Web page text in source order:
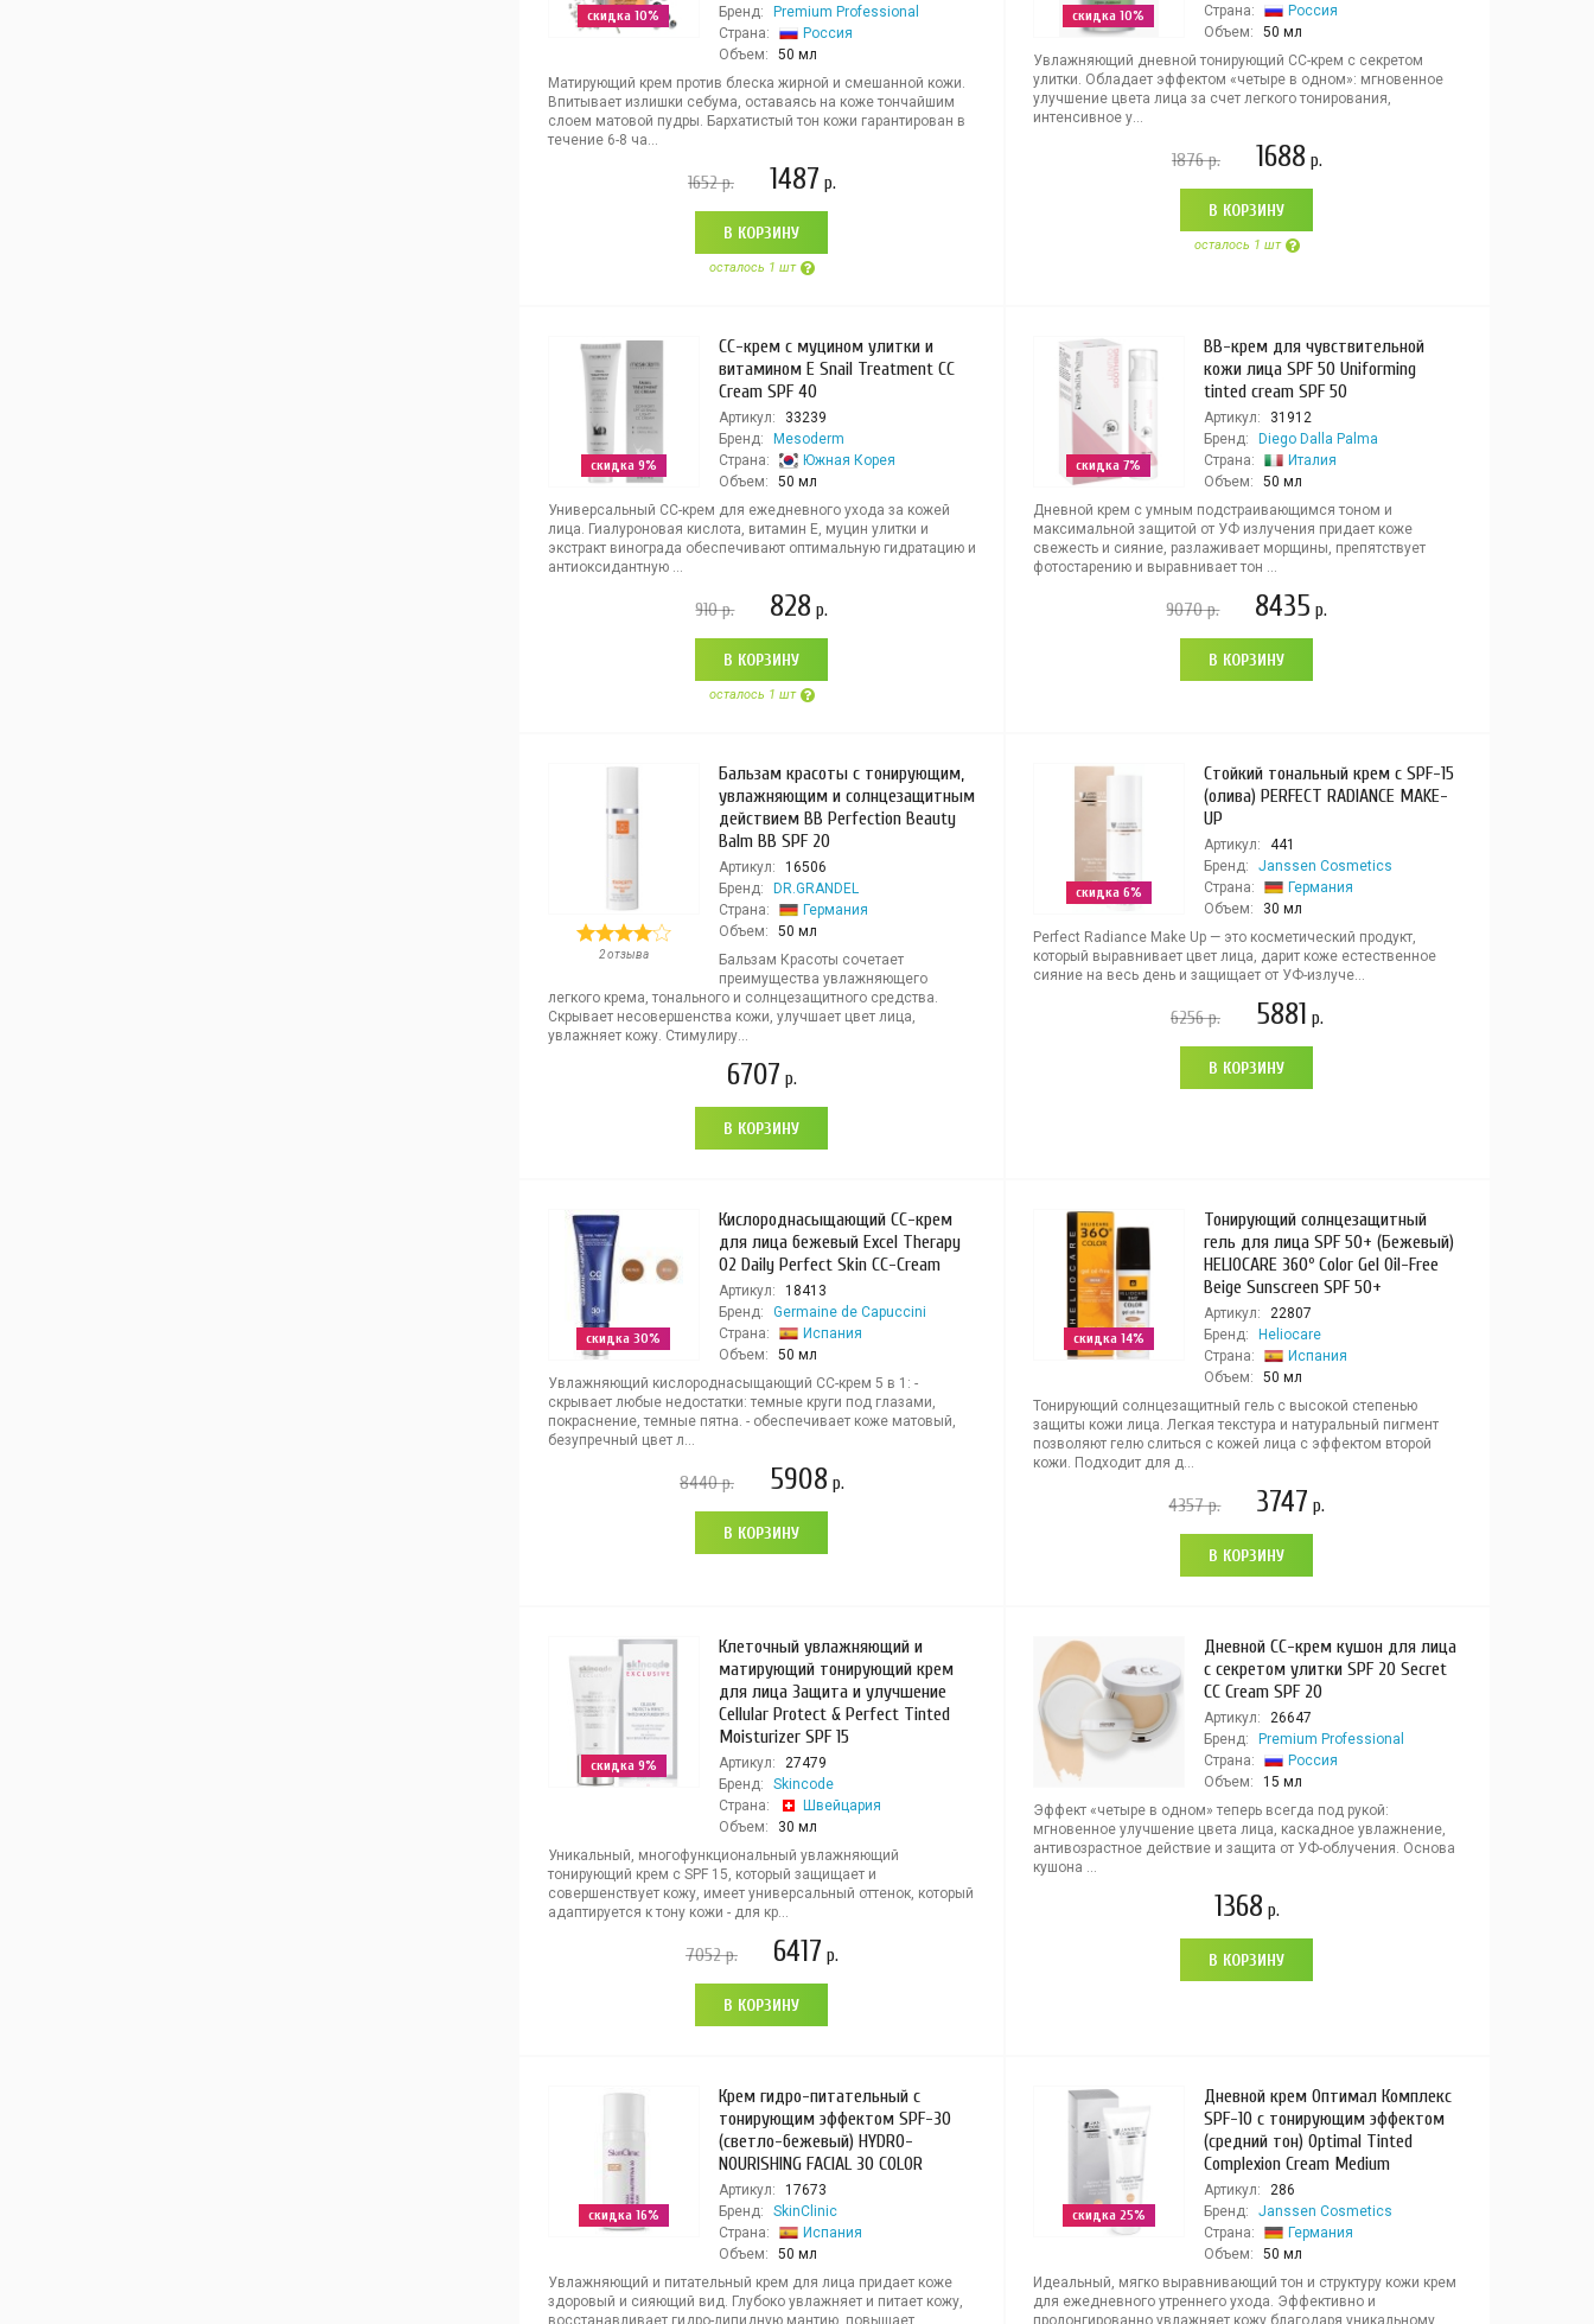
скидка 10%
Бренд:
Premium Professional
Страна:
Россия
Объем:
50 мл
Матирующий крем против блеска жирной и смешанной кожи.
Впитывает излишки себума, оставаясь на коже тончайшим
слоем матовой пудры. Бархатистый тон кожи гарантирован в
течение 6-8 ча...
1652р. 1487 р.
В КОРЗИНУ
осталось 1 шт
скидка 10%
Страна:
Россия
Объем:
50 мл
Увлажняющий дневной тонирующий CC-крем c секретом
улитки. Обладает эффектом «четыре в одном»: мгновенное
улучшение цвета лица за счет легкого тонирования,
интенсивное у...
1876р. 1688 р.
В КОРЗИНУ
осталось 1 шт
скидка 9%
СС-крем с муцином улитки и
витамином Е Snail Treatment CC
Cream SPF 40
Артикул:
33239
Бренд:
Mesoderm
Страна:
Южная Корея
Объем:
50 мл
Универсальный СС-крем для ежедневного ухода за кожей
лица. Гиалуроновая кислота, витамин Е, муцин улитки и
экстракт винограда обеспечивают оптимальную гидратацию и
антиоксидантную ...
910р. 828 р.
В КОРЗИНУ
осталось 1 шт
скидка 7%
ВВ-крем для чувствительной
кожи лица SPF 50 Uniforming
tinted cream SPF 50
Артикул:
31912
Бренд:
Diego Dalla Palma
Страна:
Италия
Объем:
50 мл
Дневной крем с умным подстраивающимся тоном и
максимальной защитой от УФ излучения придает коже
свежесть и сияние, разлаживает морщины, препятствует
фотостарению и выравнивает тон ...
9070р. 8435 р.
В КОРЗИНУ
2 отзыва
Бальзам красоты с тонирующим,
увлажняющим и солнцезащитным
действием ВВ Perfection Beauty
Balm BB SPF 20
Артикул:
16506
Бренд:
DR.GRANDEL
Страна:
Германия
Объем:
50 мл
Бальзам Красоты сочетает
преимущества увлажняющего
легкого крема, тонального и солнцезащитного средства.
Скрывает несовершенства кожи, улучшает цвет лица,
увлажняет кожу. Стимулиру...
6707 р.
В КОРЗИНУ
скидка 6%
Стойкий тональный крем с SPF-15
(олива) PERFECT RADIANCE MAKE-
UP
Артикул:
441
Бренд:
Janssen Cosmetics
Страна:
Германия
Объем:
30 мл
Perfect Radiance Make Up — это косметический продукт,
который выравнивает цвет лица, дарит коже естественное
сияние на весь день и защищает от УФ-излуче...
6256р. 5881 р.
В КОРЗИНУ
скидка 30%
Кислороднасыщающий СС-крем
для лица бежевый Excel Therapy
O2 Daily Perfect Skin CC-Cream
Артикул:
18413
Бренд:
Germaine de Capuccini
Страна:
Испания
Объем:
50 мл
Увлажняющий кислороднасыщающий СС-крем 5 в 1: -
скрывает любые недостатки: темные круги под глазами,
покраснение, темные пятна. - обеспечивает коже матовый,
безупречный цвет л...
8440р. 5908 р.
В КОРЗИНУ
скидка 14%
Тонирующий солнцезащитный
гель для лица SPF 50+ (Бежевый)
HELIOCARE 360º Color Gel Oil-Free
Beige Sunscreen SPF 50+
Артикул:
22807
Бренд:
Heliocare
Страна:
Испания
Объем:
50 мл
Тонирующий солнцезащитный гель с высокой степенью
защиты кожи лица. Легкая текстура и натуральный пигмент
позволяют гелю слиться с кожей лица с эффектом второй
кожи. Подходит для д...
4357р. 3747 р.
В КОРЗИНУ
скидка 9%
Клеточный увлажняющий и
матирующий тонирующий крем
для лица Защита и улучшение
Cellular Protect & Perfect Tinted
Moisturizer SPF 15
Артикул:
27479
Бренд:
Skincode
Страна:
Швейцария
Объем:
30 мл
Уникальный, многофункциональный увлажняющий
тонирующий крем с SPF 15, который защищает и
совершенствует кожу, имеет универсальный оттенок, который
адаптируется к тону кожи - для кр...
7052р. 6417 р.
В КОРЗИНУ
Дневной CC-крем кушон для лица
с секретом улитки SPF 20 Secret
CC Cream SPF 20
Артикул:
26647
Бренд:
Premium Professional
Страна:
Россия
Объем:
15 мл
Эффект «четыре в одном» теперь всегда под рукой:
мгновенное улучшение цвета лица, каскадное увлажнение,
антивозрастное действие и защита от УФ-облучения. Основа
кушона ...
1368 р.
В КОРЗИНУ
скидка 16%
Крем гидро-питательный с
тонирующим эффектом SPF-30
(светло-бежевый) HYDRO-
NOURISHING FACIAL 30 COLOR
Артикул:
17673
Бренд:
SkinClinic
Страна:
Испания
Объем:
50 мл
Увлажняющий и питательный крем для лица придает коже
здоровый и сияющий вид. Глубоко увлажняет и питает кожу,
восстанавливает гидро-липидную мантию, повышает
скидка 25%
Дневной крем Оптимал Комплекс
SPF-10 с тонирующим эффектом
(средний тон) Optimal Tinted
Complexion Cream Medium
Артикул:
286
Бренд:
Janssen Cosmetics
Страна:
Германия
Объем:
50 мл
Идеальный, мягко выравнивающий тон и структуру кожи крем
для ежедневного утреннего ухода. Эффективно и
пролонгированно увлажняет кожу благодаря уникальному